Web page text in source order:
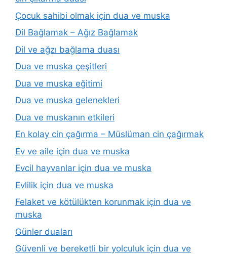
Çocuk sahibi olmak için dua ve muska
Dil Bağlamak – Ağız Bağlamak
Dil ve ağzı bağlama duası
Dua ve muska çeşitleri
Dua ve muska eğitimi
Dua ve muska gelenekleri
Dua ve muskanın etkileri
En kolay cin çağırma – Müslüman cin çağırmak
Ev ve aile için dua ve muska
Evcil hayvanlar için dua ve muska
Evlilik için dua ve muska
Felaket ve kötülükten korunmak için dua ve
muska
Günler duaları
Güvenli ve bereketli bir yolculuk için dua ve